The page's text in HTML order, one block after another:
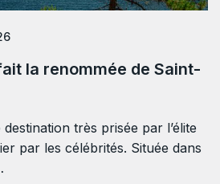
la renommée de Saint-
très prisée par l’élite
par les célébrités. Située dans